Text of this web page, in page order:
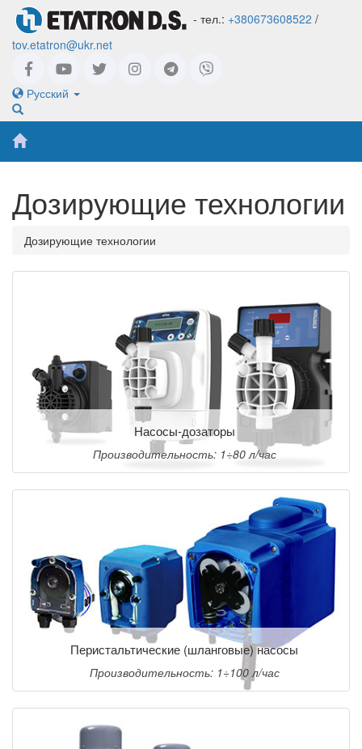
- тел.: +380673608522 /
tov.etatron@ukr.net
Русский
Дозирующие технологии
Дозирующие технологии
Насосы-дозаторы
Производительность: 1÷80 л/час
Перистальтические (шланговые) насосы
Производительность: 1÷100 л/час